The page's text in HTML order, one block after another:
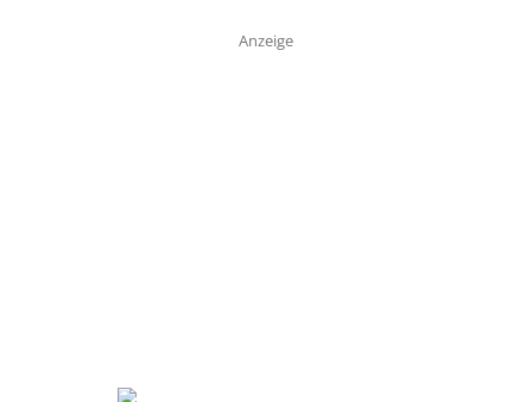
Anzeige